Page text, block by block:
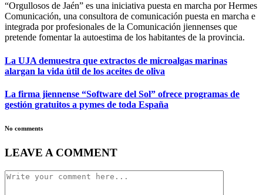
“Orgullosos de Jaén” es una iniciativa puesta en marcha por Hermes
Comunicación, una consultora de comunicación puesta en marcha e
integrada por profesionales de la Comunicación jiennenses que
pretende fomentar la autoestima de los habitantes de la provincia.
La UJA demuestra que extractos de microalgas marinas
alargan la vida útil de los aceites de oliva
La firma jiennense “Software del Sol” ofrece programas de
gestión gratuitos a pymes de toda España
No comments
LEAVE A COMMENT